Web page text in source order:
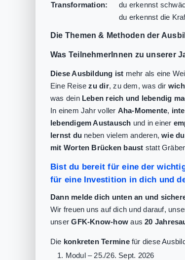
Transformation:
du erkennst
du erkennst die
Die Themen & Methoden der
Was TeilnehmerInnen zu unserer
Diese Ausbildung ist mehr als eine
Eine Reisezu dir, zu dem, was dir
was dein Leben reich und lebendig
In einem Jahr voller Aha-Momente,
lebendigem Austausch und in einer
lernst du neben vielem anderen,wie du
mit Worten Brücken baust statt
Bist du bereit für eine der
für eine Investition in dich und
Dann melde dich unten an und
Wir freuen uns auf dich und darauf,
unserGFK-Know-how aus20
Die konkreten Terminefür diese
1. Modul – 25./26. Sept. 2026